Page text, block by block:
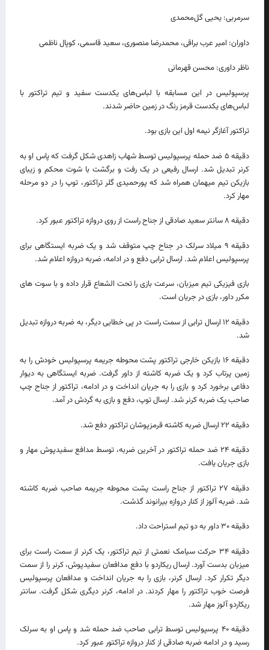
سرمربی: یحیی گل‌محمدی
داوران: امیر عرب براقی، محمدرضا منصوری، سعید قاسمی، کوپال ناظمی
ناظر داوری: محسن قهرمانی
پرسپولیس در این مسابقه با لباس‌های یکدست سفید و تیم تراکتور با
لباس‌های یکدست قرمز رنگ در زمین حاضر شدند.
تراکتور آغازگر نیمه اول این بازی بود.
دقیقه ۵ ضد حمله پرسپولیس توسط شهاب زاهدی شکل گرفت که پاس او به
کرنر تبدیل شد. ارسال رفیعی در یک رفت و برگشت با شوت محکم و زیبای
بازیکن تیم میهمان همراه شد که پورحمیدی گلر تراکتور، توپ را در دو مرحله
مهار کرد.
دقیقه ۸ سانتر سعید صادقی از جناح راست از روی دروازه تراکتور عبور کرد.
دقیقه ۹ میلاد سرلک در جناح چپ متوقف شد و یک ضربه ایستگاهی برای
پرسپولیس اعلام شد. ارسال ترابی دفع و در ادامه، ضربه دروازه اعلام شد.
بازی فیزیکی تیم میزبان، سرعت بازی را تحت الشعاع قرار داده و با سوت های
مکرر داور، بازی در جریان است.
دقیقه ۱۲ ارسال ترابی از سمت راست در پی خطایی دیگر، به ضربه دروازه تبدیل
شد.
دقیقه ۱۶ بازیکن خارجی تراکتور پشت محوطه جریمه پرسپولیس خودش را به
زمین پرتاب کرد و یک ضربه کاشته از داور گرفت. ضربه ایستگاهی به دیوار
دفاعی برخورد کرد و بازی را به جریان انداخت و در ادامه، تراکتور از جناح چپ
صاحب یک ضربه کرنر شد. ارسال توپ، دفع و بازی به گردش در آمد.
دقیقه ۲۲ ارسال ضربه کاشته قرمزپوشان تراکتور دفع شد.
دقیقه ۲۴ ضد حمله تراکتور در آخرین ضربه، توسط مدافع سفیدپوش مهار و
بازی جریان یافت.
دقیقه ۲۷ تراکتور از جناح راست پشت محوطه جریمه صاحب ضربه کاشته
شد. ضربه آلوز از کنار دروازه بیرانوند گذشت.
دقیقه ۳۰ داور به دو تیم استراحت داد.
دقیقه ۳۴ حرکت سیامک نعمتی از تیم تراکتور، یک کرنر از سمت راست برای
میزبان بدست آورد. ارسال ریکاردو با دفع مدافعان سفیدپوش، کرنر را از سمت
دیگر تکرار کرد. ارسال کرنر، بازی را به جریان انداخت و مدافعان پرسپولیس
فرصت خوب تراکتور را مهار کردند. در ادامه، کرنر دیگری شکل گرفت. سانتر
ریکاردو آلوز مهار شد.
دقیقه ۴۰ پرسپولیس توسط ترابی صاحب ضد حمله شد و پاس او به سرلک
رسید و در ادامه ضربه صادقی از کنار دروازه تراکتور عبور کرد.